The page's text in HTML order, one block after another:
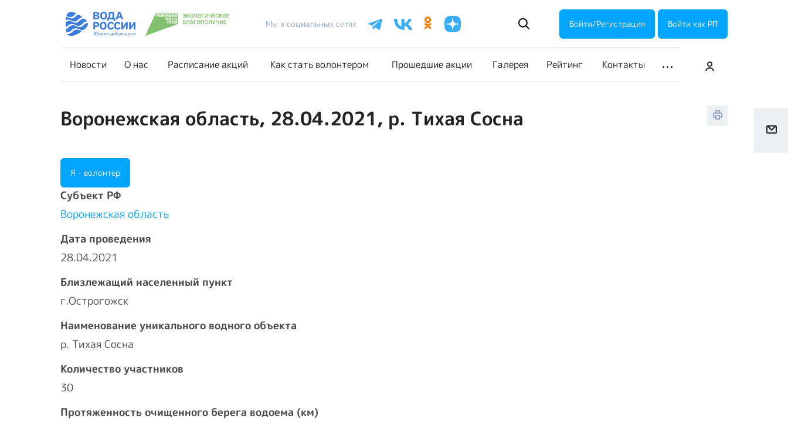
Мы в социальных сетях Войти/Регистрация Войти как РП
Новости О нас Расписание акций Как стать волонтером Прошедшие акции Галерея Рейтинг Контакты
Новости О нас Как стать волонтером Прошедшие акции
Воронежская область, 28.04.2021, р. Тихая Сосна
Я - волонтер
Cубъект РФ
Воронежская область
Дата проведения
28.04.2021
Близлежащий населенный пункт
г.Острогожск
Наименование уникального водного объекта
р. Тихая Сосна
Количество участников
30
Протяженность очищенного берега водоема (км)